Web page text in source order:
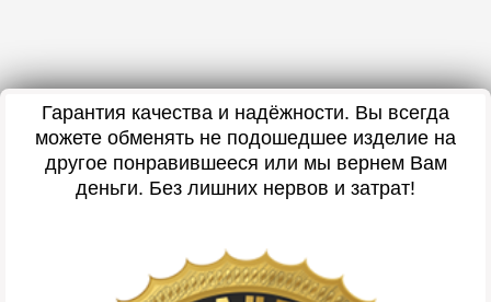
Гарантия качества и надёжности. Вы всегда
можете обменять не подошедшее изделие на
другое понравившееся или мы вернем Вам
деньги. Без лишних нервов и затрат!